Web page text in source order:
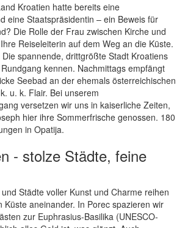
Kroatien hatte bereits eine
eine Staatspräsidentin – ein Beweis für
Die Rolle der Frau zwischen Kirche und
Reiseleiterin auf dem Weg an die Küste.
spannende, drittgrößte Stadt Kroatiens
kennen. Nachmittags empfängt
Seebad an der ehemals österreichischen
u. k. Flair. Bei unserem
versetzen wir uns in kaiserliche Zeiten,
hier ihre Sommerfrische genossen. 180
in Opatija.
- stolze Städte, feine
Städte voller Kunst und Charme reihen
Küste aneinander. In Porec spazieren wir
zur Euphrasius-Basilika (UNESCO-